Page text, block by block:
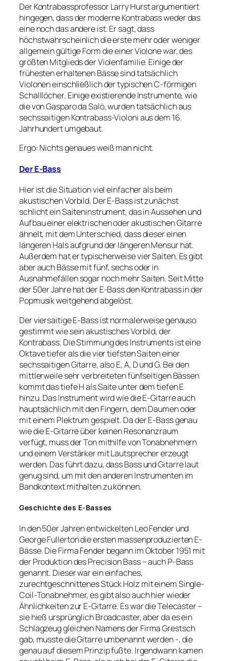
Der Kontrabassprofessor Larry Hurst argumentiert
hingegen, dass der moderne Kontrabass weder das
eine noch das andere ist. Er sagt, dass
höchstwahrscheinlich die erste mehr oder weniger
allgemein gültige Form die einer Violone war, des
größten Mitglieds der Violenfamilie. Einige der
frühesten erhaltenen Bässe sind tatsächlich
Violonen einschließlich der typischen C-förmigen
Schalllöcher. Einige existierende Instrumente, wie
die von Gasparo da Salò, wurden tatsächlich aus
sechssaitigen Kontrabass-Violoni aus dem 16.
Jahrhundert umgebaut.
Ergo: Nichts genaues weiß man nicht.
Der E-Bass
Hier ist die Situation viel einfacher als beim
akustischen Vorbild. Der E-Bass ist zunächst
schlicht ein Saiteninstrument, das in Aussehen und
Aufbau einer elektrischen oder akustischen Gitarre
ähnelt, mit dem Unterschied, dass dieser einen
längeren Hals aufgrund der längeren Mensur hat.
Außerdem hat er typischerweise vier Saiten. Es gibt
aber auch Bässe mit fünf, sechs oder in
Ausnahmefällen sogar noch mehr Saiten. Seit Mitte
der 50er Jahre hat der E-Bass den Kontrabass in der
Popmusik weitgehend abgelöst.
Der viersaitige E-Bass ist normalerweise genauso
gestimmt wie sein akustisches Vorbild, der
Kontrabass. Die Stimmung des Instruments ist eine
Oktave tiefer als die vier tiefsten Saiten einer
sechssaitigen Gitarre, also E, A, D und G. Bei den
mittlerweile sehr verbreiteten fünfseitigen Bässen
kommt das tiefe H als Saite unter dem tiefen E
hinzu. Das Instrument wird wie die E-Gitarre auch
hauptsächlich mit den Fingern, dem Daumen oder
mit einem Plektrum gespielt. Da der E-Bass genau
wie die E-Gitarre über keinen Resonanzraum
verfügt, muss der Ton mithilfe von Tonabnehmern
und einem Verstärker mit Lautsprecher erzeugt
werden. Das führt dazu, dass Bass und Gitarre laut
genug sind, um mit den anderen Instrumenten im
Bandkontext mithalten zu können.
Geschichte des E-Basses
In den 50er Jahren entwickelten Leo Fender und
George Fullerton die ersten massenproduzierten E-
Bässe. Die Firma Fender begann im Oktober 1951 mit
der Produktion des Precision Bass – auch P-Bass
genannt. Dieser war ein einfaches,
zurechtgeschnittenes Stück Holz mit einem Single-
Coil-Tonabnehmer, es gibt also auch hier wieder
Ähnlichkeiten zur E-Gitarre. Es war die Telecaster –
sie hieß ursprünglich Broadcaster, aber da es ein
Schlagzeug gleichen Namens der Firma Grestsch
gab, musste die Gitarre umbenannt werden -, die
genau auf diesem Prinzip fußte. Irgendwann kamen